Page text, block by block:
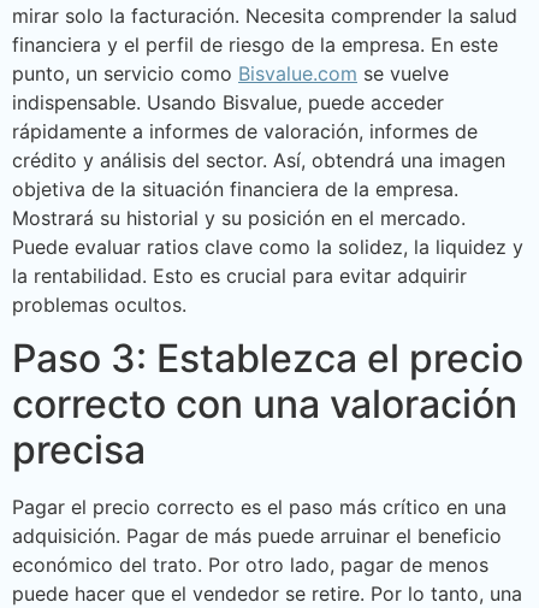
mirar solo la facturación. Necesita comprender la salud
financiera y el perfil de riesgo de la empresa. En este
punto, un servicio como Bisvalue.com se vuelve
indispensable. Usando Bisvalue, puede acceder
rápidamente a informes de valoración, informes de
crédito y análisis del sector. Así, obtendrá una imagen
objetiva de la situación financiera de la empresa.
Mostrará su historial y su posición en el mercado.
Puede evaluar ratios clave como la solidez, la liquidez y
la rentabilidad. Esto es crucial para evitar adquirir
problemas ocultos.
Paso 3: Establezca el precio
correcto con una valoración
precisa
Pagar el precio correcto es el paso más crítico en una
adquisición. Pagar de más puede arruinar el beneficio
económico del trato. Por otro lado, pagar de menos
puede hacer que el vendedor se retire. Por lo tanto, una